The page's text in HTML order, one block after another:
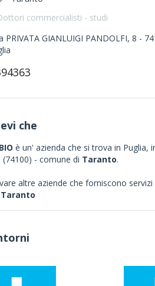
commercialisti - studi
PRIVATA GIANLUIGI PANDOLFI, 8 -
che
è un' azienda che si trova in Puglia,
(74100) - comune di Taranto.
altre aziende che forniscono